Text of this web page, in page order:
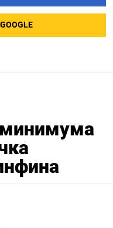
минимума